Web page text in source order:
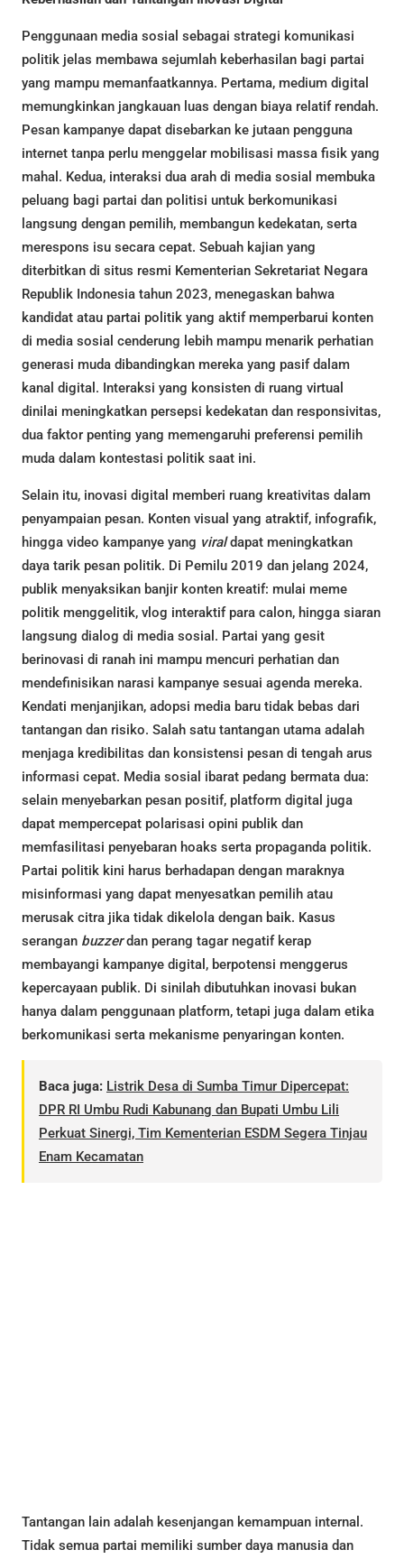
Penggunaan media sosial sebagai strategi komunikasi
politik jelas membawa sejumlah keberhasilan bagi partai
yang mampu memanfaatkannya. Pertama, medium digital
memungkinkan jangkauan luas dengan biaya relatif rendah.
Pesan kampanye dapat disebarkan ke jutaan pengguna
internet tanpa perlu menggelar mobilisasi massa fisik yang
mahal. Kedua, interaksi dua arah di media sosial membuka
peluang bagi partai dan politisi untuk berkomunikasi
langsung dengan pemilih, membangun kedekatan, serta
merespons isu secara cepat. Sebuah kajian yang
diterbitkan di situs resmi Kementerian Sekretariat Negara
Republik Indonesia tahun 2023, menegaskan bahwa
kandidat atau partai politik yang aktif memperbarui konten
di media sosial cenderung lebih mampu menarik perhatian
generasi muda dibandingkan mereka yang pasif dalam
kanal digital. Interaksi yang konsisten di ruang virtual
dinilai meningkatkan persepsi kedekatan dan responsivitas,
dua faktor penting yang memengaruhi preferensi pemilih
muda dalam kontestasi politik saat ini.
Selain itu, inovasi digital memberi ruang kreativitas dalam
penyampaian pesan. Konten visual yang atraktif, infografik,
hingga video kampanye yang viraldapat meningkatkan
daya tarik pesan politik. Di Pemilu 2019 dan jelang 2024,
publik menyaksikan banjir konten kreatif: mulai meme
politik menggelitik, vlog interaktif para calon, hingga siaran
langsung dialog di media sosial. Partai yang gesit
berinovasi di ranah ini mampu mencuri perhatian dan
mendefinisikan narasi kampanye sesuai agenda mereka.
Kendati menjanjikan, adopsi media baru tidak bebas dari
tantangan dan risiko. Salah satu tantangan utama adalah
menjaga kredibilitas dan konsistensi pesan di tengah arus
informasi cepat. Media sosial ibarat pedang bermata dua:
selain menyebarkan pesan positif, platform digital juga
dapat mempercepat polarisasi opini publik dan
memfasilitasi penyebaran hoaks serta propaganda politik.
Partai politik kini harus berhadapan dengan maraknya
misinformasi yang dapat menyesatkan pemilih atau
merusak citra jika tidak dikelola dengan baik. Kasus
serangan buzzerdan perang tagar negatif kerap
membayangi kampanye digital, berpotensi menggerus
kepercayaan publik. Di sinilah dibutuhkan inovasi bukan
hanya dalam penggunaan platform, tetapi juga dalam etika
berkomunikasi serta mekanisme penyaringan konten.
Baca juga: Listrik Desa di Sumba Timur Dipercepat:
DPR RI Umbu Rudi Kabunang dan Bupati Umbu Lili
Perkuat Sinergi, Tim Kementerian ESDM Segera Tinjau
Enam Kecamatan
Tantangan lain adalah kesenjangan kemampuan internal.
Tidak semua partai memiliki sumber daya manusia dan